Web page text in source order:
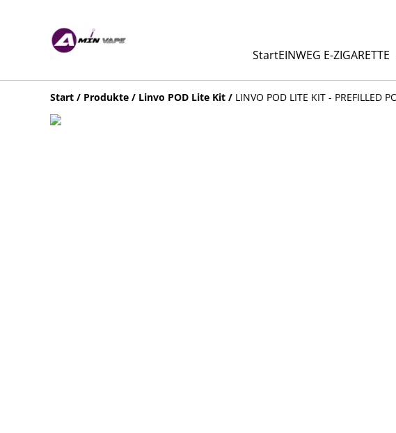
StartEINWEG E-ZIGARETTE
Start / Produkte / Linvo POD Lite Kit / LINVO POD LITE KIT - PREFILLED